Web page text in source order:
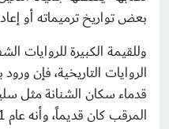
بعض تواريخ ترميماته أو
وللقيمة الكبيرة للروايات
الروايات التاريخية، فإن
قدماء سكان الشنانة مثل
المرقب كان قديماً، وأنه عام 1111هـ لأنه تاريخ متقدم.